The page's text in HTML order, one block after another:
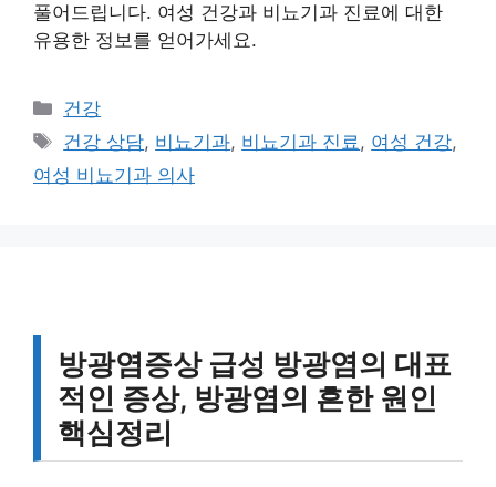
풀어드립니다. 여성 건강과 비뇨기과 진료에 대한
유용한 정보를 얻어가세요.
카
테
리
건강
태
그
건강 상담, 비뇨기과, 비뇨기과 진료, 여성 건강,
여성 비뇨기과 의사
방광염증상 급성 방광염의 대표
적인 증상, 방광염의 흔한 원인
핵심정리